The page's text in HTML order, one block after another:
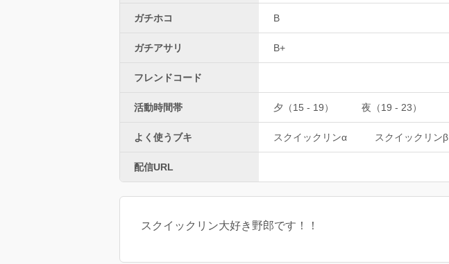
ガチホコ B
ガチアサリ B+
フレンドコード
活動時間帯 夕（15 - 19） 夜（19 - 23）
よく使うブキ スクイックリンα スクイックリンβ
配信URL
スクイックリン大好き野郎です！！